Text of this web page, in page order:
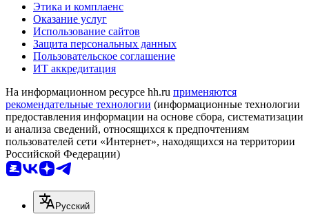
Этика и комплаенс
Оказание услуг
Использование сайтов
Защита персональных данных
Пользовательское соглашение
ИТ аккредитация
На информационном ресурсе hh.ru применяются
рекомендательные технологии (информационные технологии
предоставления информации на основе сбора, систематизации
и анализа сведений, относящихся к предпочтениям
пользователей сети «Интернет», находящихся на территории
Российской Федерации)
Русский